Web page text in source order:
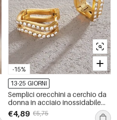
-15%
13-25 GIORNI
Semplici orecchini a cerchio da
donna in acciaio inossidabile
traforato, impermeabili, color
oro, con strass.
€4,89 €5,75